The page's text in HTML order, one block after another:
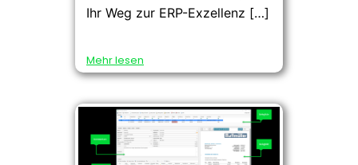
Ihr Weg zur ERP-Exzellenz […]
Mehr lesen